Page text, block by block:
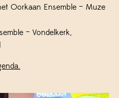
Oorkaan Ensemble – Muze
– Vondelkerk,